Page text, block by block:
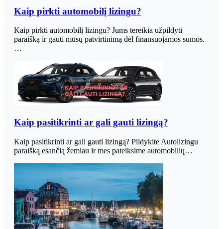
Kaip pirkti automobilį lizingu?
Kaip pirkti automobilį lizingu? Jums tereikia užpildyti
paraišką ir gauti mūsų patvirtinimą dėl finansuojamos sumos.
…
Kaip pasitikrinti ar gali gauti lizingą?
Kaip pasitikrinti ar gali gauti lizingą? Pildykite Autolizingu
paraišką esančią žemiau ir mes pateiksime automobilių…